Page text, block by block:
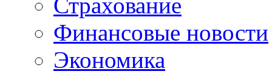
Финансовые новости
Экономика